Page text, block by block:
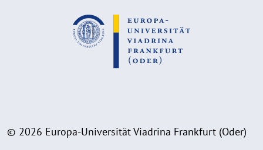
© 2026 Europa-Universität Viadrina Frankfurt (Oder)